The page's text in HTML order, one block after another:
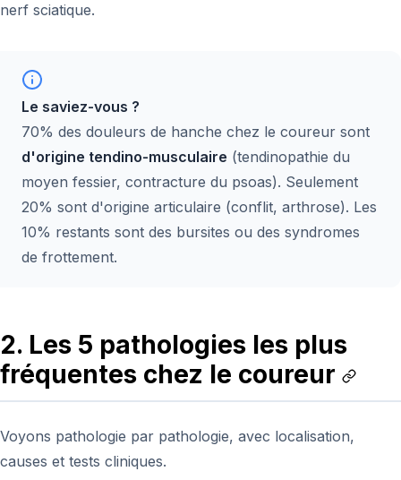
nerf sciatique.
Le saviez-vous ?
70% des douleurs de hanche chez le coureur sont
d'origine tendino-musculaire (tendinopathie du
moyen fessier, contracture du psoas). Seulement
20% sont d'origine articulaire (conflit, arthrose). Les
10% restants sont des bursites ou des syndromes
de frottement.
2. Les 5 pathologies les plus
fréquentes chez le coureur
Voyons pathologie par pathologie, avec localisation,
causes et tests cliniques.